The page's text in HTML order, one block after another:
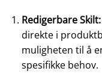
Redigerbare Skilt:
direkte i
muligheten til å
spesifikke behov.